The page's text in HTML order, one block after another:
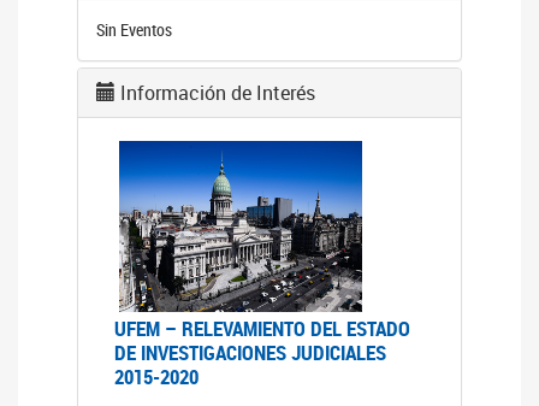
Sin Eventos
Información de Interés
UFEM – RELEVAMIENTO DEL ESTADO
DE INVESTIGACIONES JUDICIALES
2015-2020